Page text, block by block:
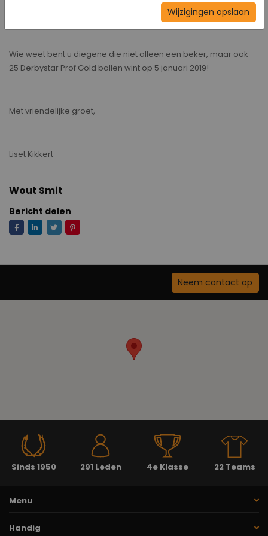
Wie weet bent u diegene die niet alleen een beker, maar ook
25 Derbystar Prof Gold ballen wint op 5 januari 2019!
Met vriendelijke groet,
Liset Kikkert
Wout Smit
Bericht delen
Neem contact op
Sinds 1950 291 Leden 4e Klasse 22 Teams
Menu
Handig
Wijzigingen opslaan